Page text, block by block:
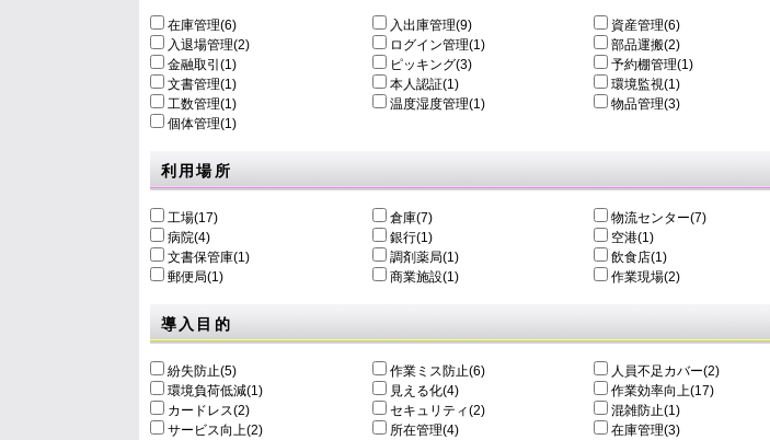
在庫管理(6) 入出庫管理(9) 資産管理(6)
入退場管理(2)
ログイン管理(1) 部品運搬(2)
金融取引(1)
ピッキング(3) 予約棚管理(1)
文書管理(1)
本人認証(1) 環境監視(1)
工数管理(1)
温度湿度管理(1) 物品管理(3)
個体管理(1)
利用場所
工場(17) 倉庫(7) 物流センター(7)
病院(4)
銀行(1) 空港(1)
文書保管庫(1)
調剤薬局(1) 飲食店(1)
郵便局(1)
商業施設(1) 作業現場(2)
導入目的
紛失防止(5) 作業ミス防止(6) 人員不足カバー(2)
環境負荷低減(1)
⾒える化(4) 作業効率向上(17)
カードレス(2)
セキュリティ(2) 混雑防止(1)
サービス向上(2)
所在管理(4) 在庫管理(3)